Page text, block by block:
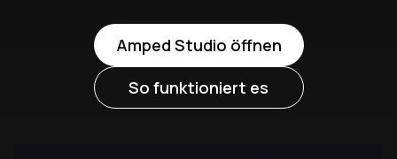
Amped Studio öffnen
So funktioniert es